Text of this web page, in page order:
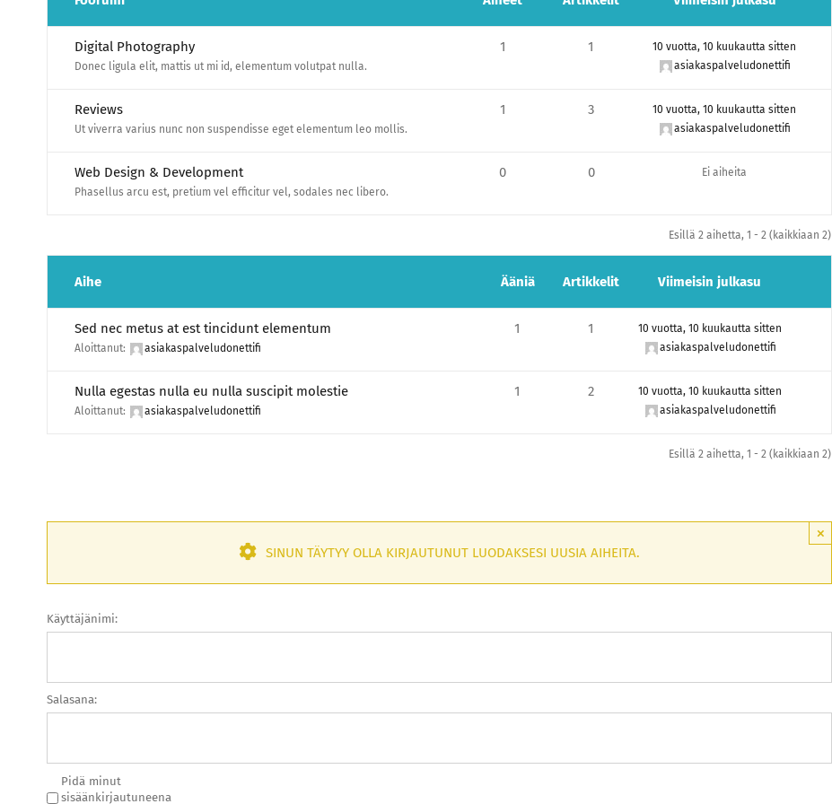
Digital Photography
Donec ligula elit, mattis ut mi id, elementum volutpat nulla.
1 1
10 vuotta, 10 kuukautta sitten
asiakaspalveludonettifi
Reviews
Ut viverra varius nunc non suspendisse eget elementum leo mollis.
1 3
10 vuotta, 10 kuukautta sitten
asiakaspalveludonettifi
Web Design & Development
Phasellus arcu est, pretium vel efficitur vel, sodales nec libero.
0 0 Ei aiheita
Esillä 2 aihetta, 1 - 2 (kaikkiaan 2)
Aihe Ääniä Artikkelit Viimeisin julkasu
Sed nec metus at est tincidunt elementum
Aloittanut: asiakaspalveludonettifi
1 1
10 vuotta, 10 kuukautta sitten
asiakaspalveludonettifi
Nulla egestas nulla eu nulla suscipit molestie
Aloittanut: asiakaspalveludonettifi
1 2
10 vuotta, 10 kuukautta sitten
asiakaspalveludonettifi
Esillä 2 aihetta, 1 - 2 (kaikkiaan 2)
×
SINUN TÄYTYY OLLA KIRJAUTUNUT LUODAKSESI UUSIA AIHEITA.
Käyttäjänimi:
Salasana:
Pidä minut
sisäänkirjautuneena